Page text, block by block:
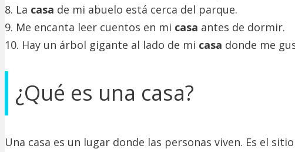
8. La casa de mi abuelo está cerca del parque.
9. Me encanta leer cuentos en mi casa antes de dormir.
10. Hay un árbol gigante al lado de mi casa donde me
¿Qué es una casa?
Una casa es un lugar donde las personas viven. Es el